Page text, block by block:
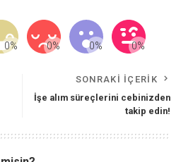
SONRAKI İÇERIK
İşe alım süreçlerini cebinizden
takip edin!